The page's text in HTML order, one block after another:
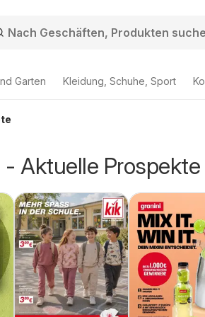
Garten Kleidung, Schuhe, Sport
- Aktuelle